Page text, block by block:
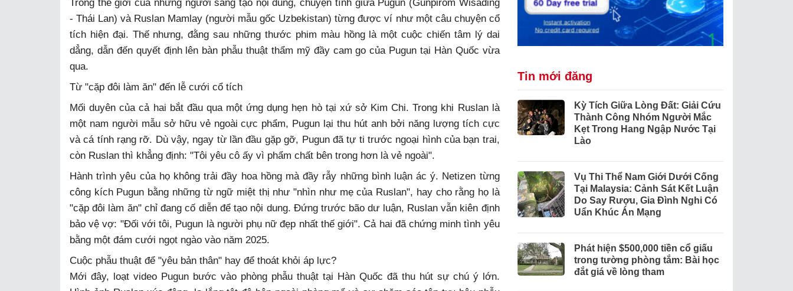
Trong thế giới của những người sáng tạo nội dung, chuyện tình giữa Pugun (Gunpirom Wisading
- Thái Lan) và Ruslan Mamlay (người mẫu gốc Uzbekistan) từng được ví như một câu chuyện cổ
tích hiện đại. Thế nhưng, đằng sau những thước phim màu hồng là một cuộc chiến tâm lý dai
dẳng, dẫn đến quyết định lên bàn phẫu thuật thẩm mỹ đầy cam go của Pugun tại Hàn Quốc vừa
qua.
Từ "cặp đôi làm ăn" đến lễ cưới cổ tích
Mối duyên của cả hai bắt đầu qua một ứng dụng hẹn hò tại xứ sở Kim Chi. Trong khi Ruslan là
một nam người mẫu sở hữu vẻ ngoài cực phẩm, Pugun lại thu hút anh bởi năng lượng tích cực
và cá tính rạng rỡ. Dù vậy, ngay từ lần đầu gặp gỡ, Pugun đã tự ti trước ngoại hình của bạn trai,
còn Ruslan thì khẳng định: "Tôi yêu cô ấy vì phẩm chất bên trong hơn là vẻ ngoài".
Hành trình yêu của họ không trải đầy hoa hồng mà đầy rẫy những bình luận ác ý. Netizen từng
công kích Pugun bằng những từ ngữ miệt thị như "nhìn như mẹ của Ruslan", hay cho rằng họ là
"cặp đôi làm ăn" chỉ đang cố diễn để tạo nội dung. Đứng trước bão dư luận, Ruslan vẫn kiên định
bảo vệ vợ: "Đối với tôi, Pugun là người phụ nữ đẹp nhất thế giới". Cả hai đã chứng minh tình yêu
bằng một đám cưới ngọt ngào vào năm 2025.
Cuộc phẫu thuật để "yêu bản thân" hay để thoát khỏi áp lực?
Mới đây, loạt video Pugun bước vào phòng phẫu thuật tại Hàn Quốc đã thu hút sự chú ý lớn.
Tin mới đăng
Kỳ Tích Giữa Lòng Đất: Giải Cứu
Thành Công Nhóm Người Mắc
Kẹt Trong Hang Ngập Nước Tại
Lào
Vụ Thi Thể Nam Giới Dưới Cống
Tại Malaysia: Cảnh Sát Kết Luận
Do Say Rượu, Gia Đình Nghi Có
Uẩn Khúc Án Mạng
Phát hiện $500,000 tiền cổ giấu
trong tường phòng tắm: Bài học
đắt giá về lòng tham